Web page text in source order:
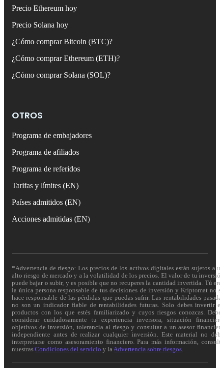
Precio Ethereum hoy
Precio Solana hoy
¿Cómo comprar Bitcoin (BTC)?
¿Cómo comprar Ethereum (ETH)?
¿Cómo comprar Solana (SOL)?
OTROS
Programa de embajadores
Programa de afiliados
Programa de referidos
Tarifas y límites (EN)
Países admitidos (EN)
Acciones admitidas (EN)
*Advertencia de riesgo: Los precios de los activos digitales están sujetos a
alto riesgo de mercado y a la volatilidad de los precios. El valor de tu
puede bajar o subir, y es posible que no recuperes la cantidad invertida. Tú
la única persona responsable de tus decisiones de inversión y Kriptomat no
hace responsable de las pérdidas que puedas sufrir. Las rentabilidades
no son un indicador fiable de rentabilidades futuras. Solo debes invertir
productos con los que estés familiarizado y cuyos riesgos conozcas.
considerar cuidadosamente tu experiencia inversora, situación
objetivos de inversión, tolerancia al riesgo y consultar a un asesor
independiente antes de realizar cualquier inversión. Este material no
interpretarse como asesoramiento financiero. Para más información,
nuestras Condiciones del servicio y la Advertencia sobre riesgos